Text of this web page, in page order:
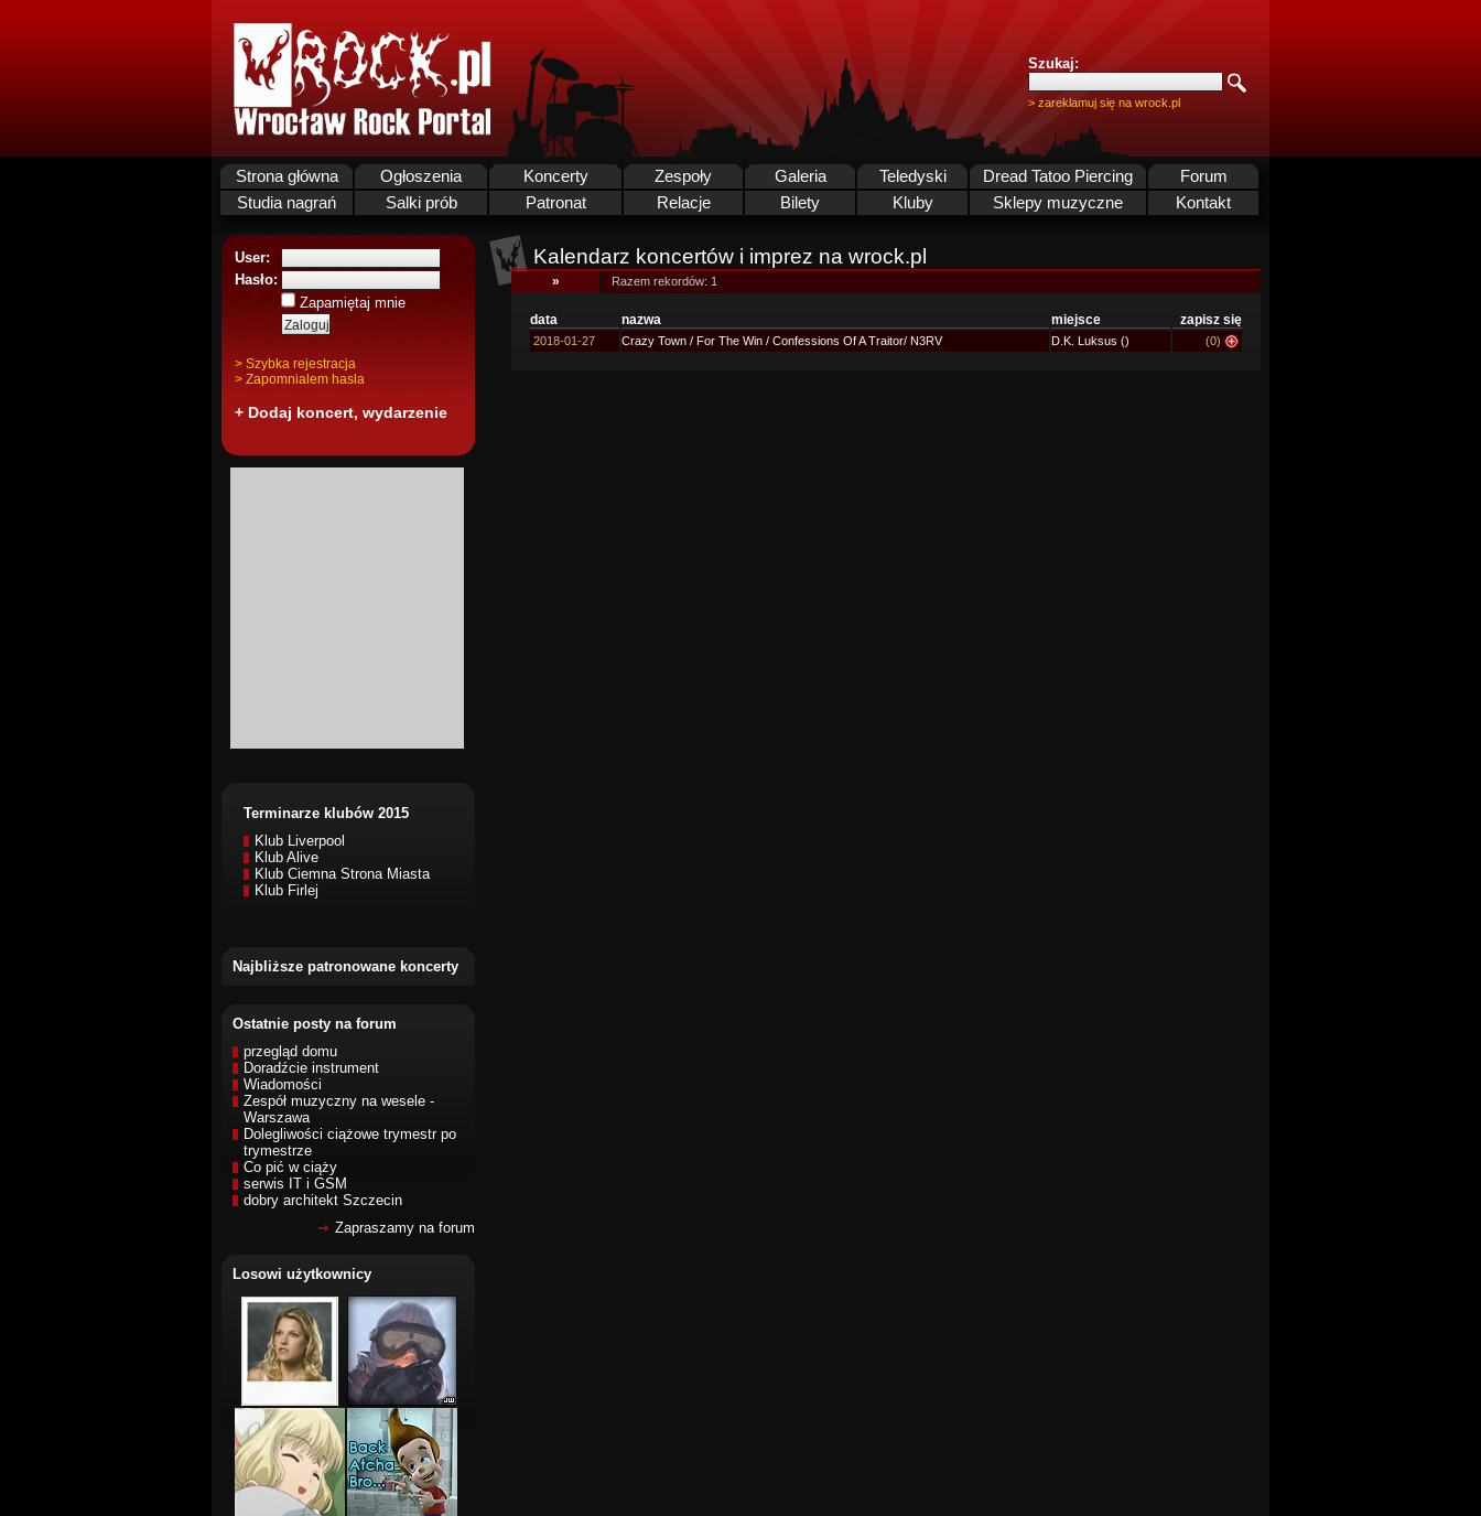
Szukaj:
> zareklamuj się na wrock.pl
Strona główna Ogłoszenia Koncerty Zespoły Galeria Teledyski Dread Tatoo Piercing
Forum
Studia nagrań
Salki prób Patronat Relacje Bilety Kluby Sklepy muzyczne Kontakt
User:
Hasło:
Zapamiętaj mnie
> Szybka rejestracja
> Zapomnialem hasla
+ Dodaj koncert, wydarzenie
Terminarze klubów 2015
Klub Liverpool
Klub Alive
Klub Ciemna Strona Miasta
Klub Firlej
Najbliższe patronowane koncerty
Ostatnie posty na forum
przegląd domu
Doradźcie instrument
Wiadomości
Zespół muzyczny na wesele -
Warszawa
Dolegliwości ciążowe trymestr po
trymestrze
Co pić w ciąży
serwis IT i GSM
dobry architekt Szczecin
Zapraszamy na forum
Losowi użytkownicy
Kalendarz koncertów i imprez na wrock.pl
» Razem rekordów: 1
data nazwa miejsce zapisz się
2018-01-27 Crazy Town / For The Win / Confessions Of A Traitor/ N3RV D.K. Luksus () (0)